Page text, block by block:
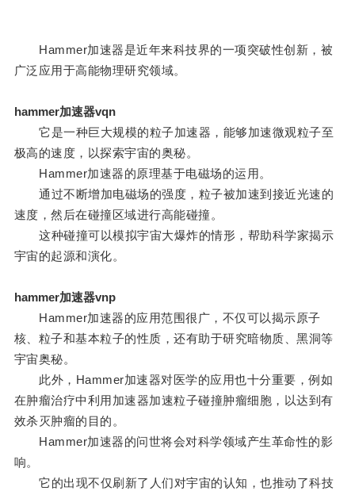
Hammer加速器是近年来科技界的一项突破性创新，被
广泛应用于高能物理研究领域。
hammer加速器vqn
它是一种巨大规模的粒子加速器，能够加速微观粒子至
极高的速度，以探索宇宙的奥秘。
Hammer加速器的原理基于电磁场的运用。
通过不断增加电磁场的强度，粒子被加速到接近光速的
速度，然后在碰撞区域进行高能碰撞。
这种碰撞可以模拟宇宙大爆炸的情形，帮助科学家揭示
宇宙的起源和演化。
hammer加速器vnp
Hammer加速器的应用范围很广，不仅可以揭示原子
核、粒子和基本粒子的性质，还有助于研究暗物质、黑洞等
宇宙奥秘。
此外，Hammer加速器对医学的应用也十分重要，例如
在肿瘤治疗中利用加速器加速粒子碰撞肿瘤细胞，以达到有
效杀灭肿瘤的目的。
Hammer加速器的问世将会对科学领域产生革命性的影
响。
它的出现不仅刷新了人们对宇宙的认知，也推动了科技